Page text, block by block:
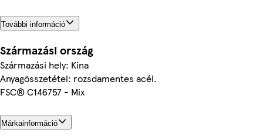
További információ
Származási ország
Származási hely: Kina
Anyagösszetétel: rozsdamentes acél.
FSC® C146757 - Mix
Márkainformáció